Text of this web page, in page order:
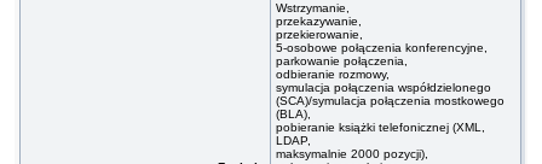
Wstrzymanie,
przekazywanie,
przekierowanie,
5-osobowe połączenia konferencyjne,
parkowanie połączenia,
odbieranie rozmowy,
symulacja połączenia współdzielonego
(SCA)/symulacja połączenia mostkowego
(BLA),
pobieranie książki telefonicznej (XML,
LDAP,
maksymalnie 2000 pozycji),